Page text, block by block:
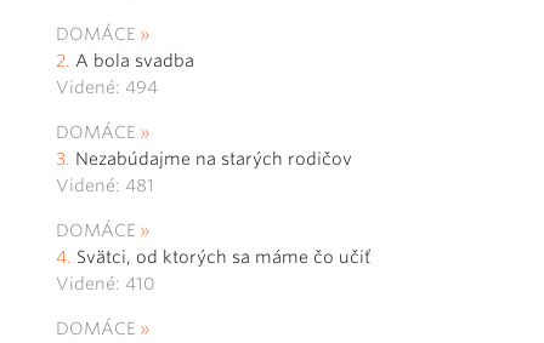
DOMÁCE
A bola svadba
Videné: 494
DOMÁCE
Nezabúdajme na starých rodičov
Videné: 481
DOMÁCE
Svätci, od ktorých sa máme čo učiť
Videné: 410
DOMÁCE